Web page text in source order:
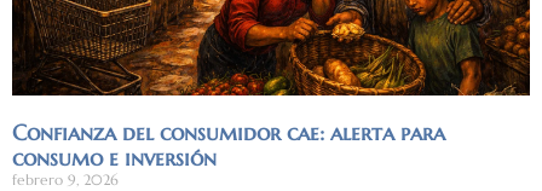
Confianza del consumidor cae: alerta para
consumo e inversión
febrero 9, 2026